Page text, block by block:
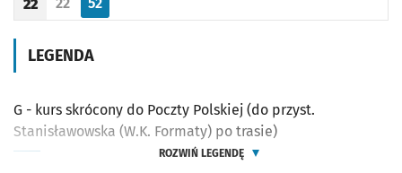
Godzina odjazdu
22
Odjazd
minut po godzinie 22
Odjazd
minut po godzinie 22
LEGENDA
G - kurs skrócony do Poczty Polskiej (do przyst.
Stanisławowska (W.K. Formaty) po trasie)
ROZWIŃ LEGENDĘ